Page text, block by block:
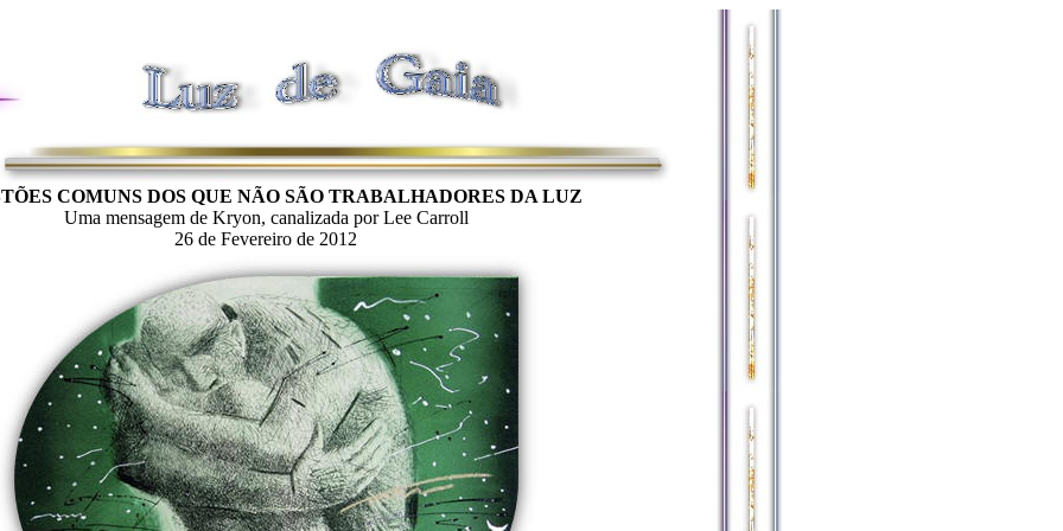
COMUNS DOS QUE NÃO SÃO TRABALHADORES DA LUZ
Uma mensagem de Kryon, canalizada por Lee Carroll
26 de Fevereiro de 2012